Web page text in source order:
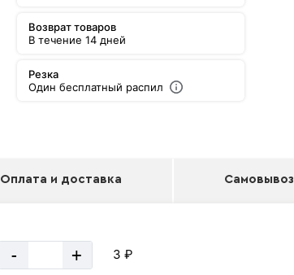
Возврат товаров
В течение 14 дней
Резка
Один бесплатный распил
Оплата и доставка Самовывоз
- + 3 ₽